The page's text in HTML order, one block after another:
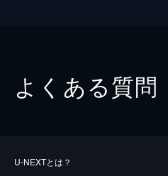
よくある質問
U-NEXTとは？